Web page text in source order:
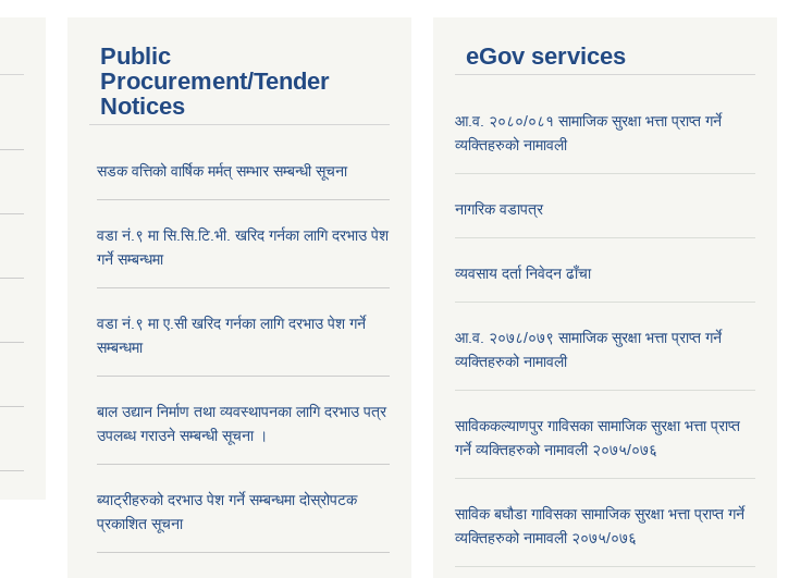
Public
Procurement/Tender
Notices
सडक वत्तिको वार्षिक मर्मत् सम्भार सम्बन्धी सूचना
वडा नं.९ मा सि.सि.टि.भी. खरिद गर्नका लागि दरभाउ पेश
गर्ने सम्बन्धमा
वडा नं.९ मा ए.सी खरिद गर्नका लागि दरभाउ पेश गर्ने
सम्बन्धमा
बाल उद्यान निर्माण तथा व्यवस्थापनका लागि दरभाउ पत्र
उपलब्ध गराउने सम्बन्धी सूचना ।
ब्याट्रीहरुको दरभाउ पेश गर्ने सम्बन्धमा दोस्रोपटक
प्रकाशित सूचना
eGov services
आ.व. २०८०/०८१ सामाजिक सुरक्षा भत्ता प्राप्त गर्ने
व्यक्तिहरुको नामावली
नागरिक वडापत्र
व्यवसाय दर्ता निवेदन ढाँचा
आ.व. २०७८/०७९ सामाजिक सुरक्षा भत्ता प्राप्त गर्ने
व्यक्तिहरुको नामावली
साविककल्याणपुर गाविसका सामाजिक सुरक्षा भत्ता प्राप्त
गर्ने व्यक्तिहरुको नामावली २०७५/०७६
साविक बघौडा गाविसका सामाजिक सुरक्षा भत्ता प्राप्त गर्ने
व्यक्तिहरुको नामावली २०७५/०७६